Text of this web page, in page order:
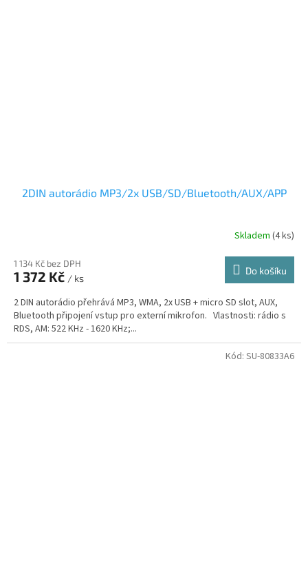
2DIN autorádio MP3/2x USB/SD/Bluetooth/AUX/APP
Skladem (4 ks)
1 134 Kč bez DPH
1 372 Kč / ks
Do košíku
2 DIN autorádio přehrává MP3, WMA, 2x USB + micro SD slot, AUX,
Bluetooth připojení vstup pro externí mikrofon. Vlastnosti: rádio s
RDS, AM: 522 KHz - 1620 KHz;...
Kód: SU-80833A6